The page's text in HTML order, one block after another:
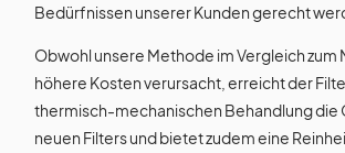
Bedürfnissen unserer Kunden gerecht
Obwohl unsere Methode im Vergleich zum
höhere Kosten verursacht, erreicht der
thermisch-mechanischen Behandlung die
neuen Filters und bietet zudem eine